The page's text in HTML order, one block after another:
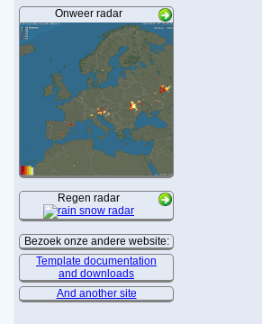
Onweer radar
Regen radar
Bezoek onze andere website:
Template documentation
and downloads
And another site